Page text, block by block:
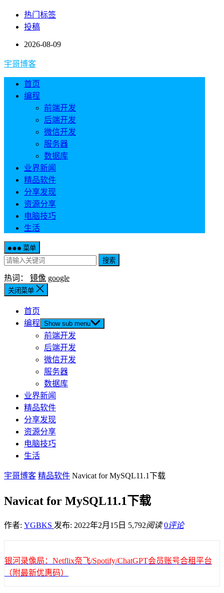
热门标签
投稿
2026-08-09
宇哥博客
首页
编程
前端开发
后端开发
微信开发
服务器
数据库
业界新闻
精品软件
分享发现
资源分享
电脑技巧
生活
菜单
搜索
热词： 镜像 google
关闭菜单
首页
编程 Show sub menu
前端开发
后端开发
微信开发
服务器
数据库
业界新闻
精品软件
分享发现
资源分享
电脑技巧
生活
宇哥博客 精品软件 Navicat for MySQL11.1下载
Navicat for MySQL11.1下载
作者: YGBKS 发布: 2022年2月15日 5,792阅读 0评论
银河录像局：Netflix奈飞/Spotify/ChatGPT会员账号合租平台
（附最新优惠码）